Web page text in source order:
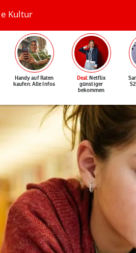
Kultur
Handy auf Raten
kaufen: Alle Infos
Deal: Netflix
günstiger
bekommen